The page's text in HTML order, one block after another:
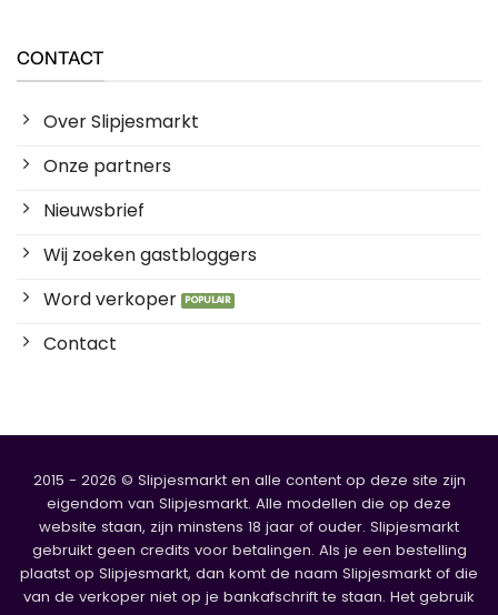
CONTACT
Over Slipjesmarkt
Onze partners
Nieuwsbrief
Wij zoeken gastbloggers
Word verkoper
Contact
2015 - 2026 © Slipjesmarkt en alle content op deze site zijn
eigendom van Slipjesmarkt. Alle modellen die op deze
website staan, zijn minstens 18 jaar of ouder. Slipjesmarkt
gebruikt geen credits voor betalingen. Als je een bestelling
plaatst op Slipjesmarkt, dan komt de naam Slipjesmarkt of die
van de verkoper niet op je bankafschrift te staan. Het gebruik